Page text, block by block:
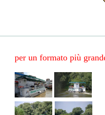
per un formato più